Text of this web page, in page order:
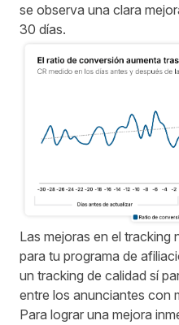
se observa una clara
30 días.
Las mejoras en el tracking
para tu programa de
un tracking de calidad sí
entre los anunciantes con
Para lograr una mejora